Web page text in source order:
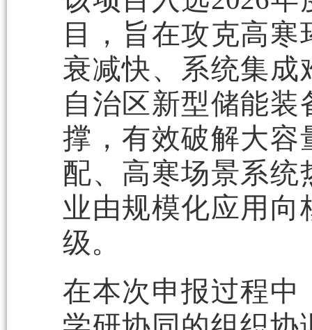
目，旨在攻克高
衰减快、系统集成
自治区新型储能
撑，有效破解大容
配、高寒场景系统
业由规模化应用
级。
在本次申报过程中